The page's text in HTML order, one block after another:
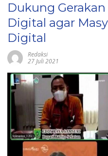
Dukung
Digital agar
Digital
Redaksi
27 Juli 2021